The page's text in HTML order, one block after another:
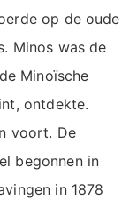
op de oude
Minos was de
Minoïsche
ontdekte.
voort. De
begonnen in
in 1878